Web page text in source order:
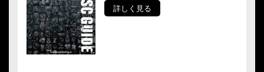
詳しく見る